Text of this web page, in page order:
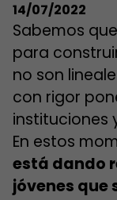
14/07/2022
Sabemos
para
no son
con rigor
instituciones
En estos
está dando
jóvenes que